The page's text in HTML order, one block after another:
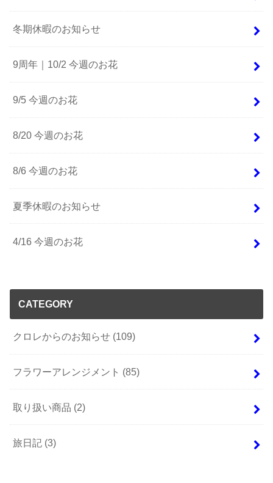
冬期休暇のお知らせ
9周年｜10/2 今週のお花
9/5 今週のお花
8/20 今週のお花
8/6 今週のお花
夏季休暇のお知らせ
4/16 今週のお花
CATEGORY
クロレからのお知らせ (109)
フラワーアレンジメント (85)
取り扱い商品 (2)
旅日記 (3)